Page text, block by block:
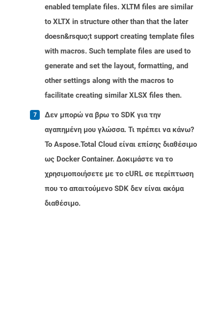
enabled template files. XLTM files are similar
to XLTX in structure other than that the later
doesn&rsquo;t support creating template files
with macros. Such template files are used to
generate and set the layout, formatting, and
other settings along with the macros to
facilitate creating similar XLSX files then.
Δεν μπορώ να βρω το SDK για την
αγαπημένη μου γλώσσα. Τι πρέπει να κάνω?
Το Aspose.Total Cloud είναι επίσης διαθέσιμο
ως Docker Container. Δοκιμάστε να το
χρησιμοποιήσετε με το cURL σε περίπτωση
που το απαιτούμενο SDK δεν είναι ακόμα
διαθέσιμο.